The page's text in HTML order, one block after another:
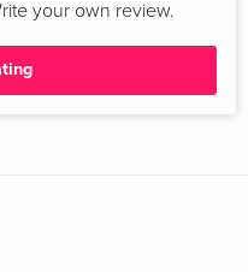
Geschichten des
your own review.